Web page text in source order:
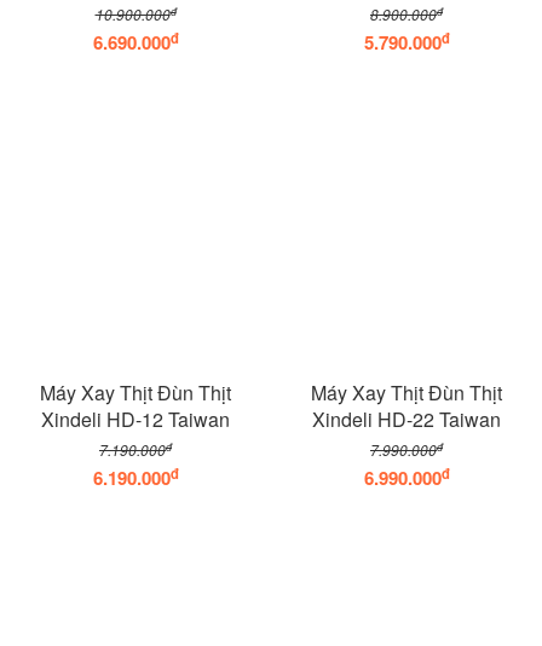
10.900.000đ
6.690.000đ
8.900.000đ
5.790.000đ
Máy Xay Thịt Đùn Thịt
Xindeli HD-12 Taiwan
7.190.000đ
6.190.000đ
Máy Xay Thịt Đùn Thịt
Xindeli HD-22 Taiwan
7.990.000đ
6.990.000đ